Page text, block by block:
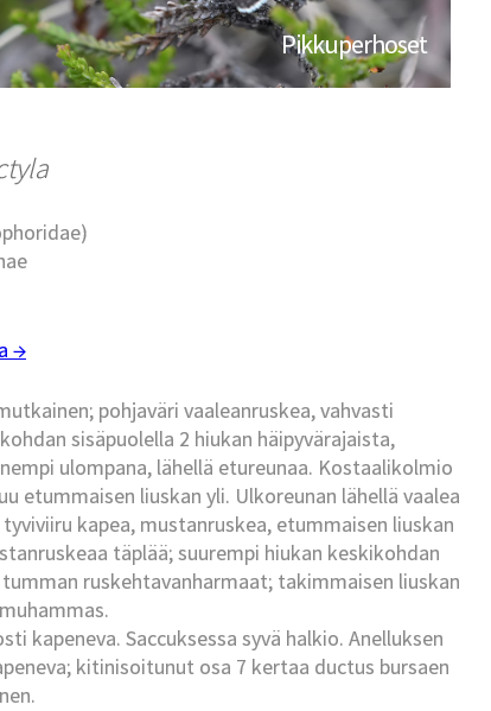
Pikkuperhoset
→
pohjaväri vaaleanruskea, vahvasti
sisäpuolella 2 hiukan häipyvärajaista,
ulompana, lähellä etureunaa. Kostaalikolmio
etummaisen liuskan yli. Ulkoreunan lähellä vaalea
kapea, mustanruskea, etummaisen liuskan
täplää; suurempi hiukan keskikohdan
ruskehtavanharmaat; takimmaisen liuskan
kapeneva. Saccuksessa syvä halkio. Anelluksen
kitinisoitunut osa 7 kertaa ductus bursaen